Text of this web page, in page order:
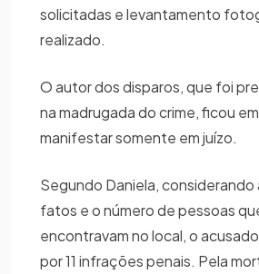
solicitadas e levantamento
realizado.
O autor dos disparos, que foi
na madrugada do crime, ficou
manifestar somente em juízo.
Segundo Daniela, considerando
fatos e o número de pessoas
encontravam no local, o
por 11 infrações penais. Pela